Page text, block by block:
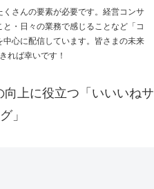
さんの要素が必要です。経営コンサ
・日々の業務で感じることなど「コ
心に配信しています。皆さまの未来
れば幸いです！
上に役立つ「いいいねサ
」